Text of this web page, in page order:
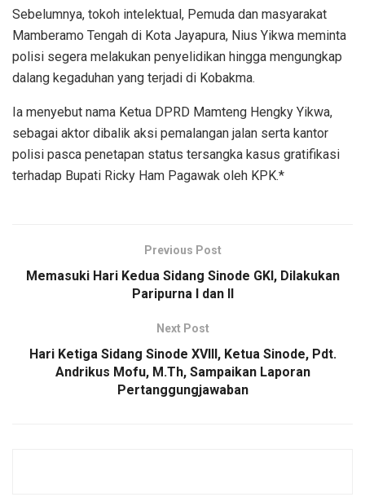
Sebelumnya, tokoh intelektual, Pemuda dan masyarakat
Mamberamo Tengah di Kota Jayapura, Nius Yikwa meminta
polisi segera melakukan penyelidikan hingga mengungkap
dalang kegaduhan yang terjadi di Kobakma.
Ia menyebut nama Ketua DPRD Mamteng Hengky Yikwa,
sebagai aktor dibalik aksi pemalangan jalan serta kantor
polisi pasca penetapan status tersangka kasus gratifikasi
terhadap Bupati Ricky Ham Pagawak oleh KPK.*
Previous Post
Memasuki Hari Kedua Sidang Sinode GKI, Dilakukan
Paripurna I dan II
Next Post
Hari Ketiga Sidang Sinode XVIII, Ketua Sinode, Pdt.
Andrikus Mofu, M.Th, Sampaikan Laporan
Pertanggungjawaban